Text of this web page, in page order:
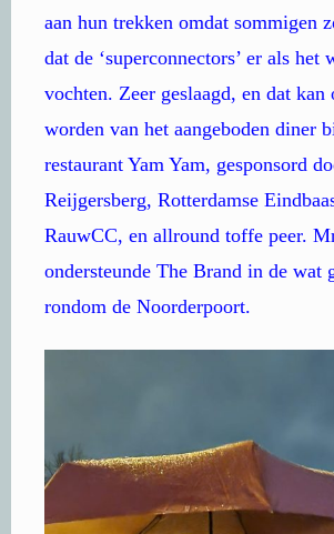
aan hun trekken omdat sommigen
dat de ‘superconnectors’ er als het
vochten. Zeer geslaagd, en dat kan
worden van het aangeboden diner
restaurant Yam Yam, gesponsord
Reijgersberg, Rotterdamse
RauwCC, en allround toffe peer.
ondersteunde The Brand in de wat
rondom de Noorderpoort.